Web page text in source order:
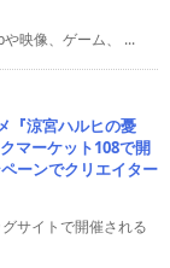
映像、ゲーム、 ...
『涼宮ハルヒの憂
マーケット108で開
ーンでクリエイター
サイトで開催される